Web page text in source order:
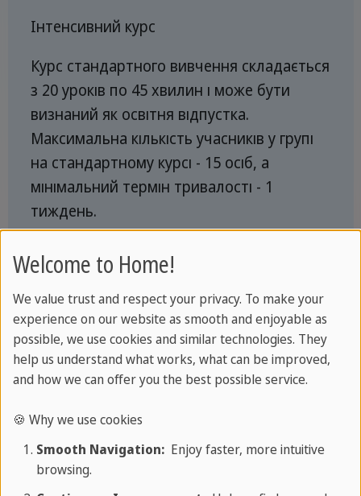
Інтенсивний курс
Курс стандартного вивчення складається
з 20 уроків по 45 хвилин і може бути
визнаний як освітня відпустка.
Максимальна кількість учасників у групі
на стандартному курсі - 15 осіб, а
мінімальний термін тривалості - 1
тиждень.
Докладніша інформація про стандартний
курс »
складається з30 уроків по 45 хвилині
може бути визнаний як освітня відпустка.
Максимальна кількість учасників у групі
на інтенсивному курсі - 15 осіб, а
мінімальний термін тривалості - 1
тиждень.
Докладніша інформація про
Welcome to Home!
We value trust and respect your privacy. To make your
experience on our website as smooth and enjoyable as
possible, we use cookies and similar technologies. They
help us understand what works, what can be improved,
and how we can offer you the best possible service.
🍪 Why we use cookies
Smooth Navigation:Enjoy faster, more intuitive
browsing.